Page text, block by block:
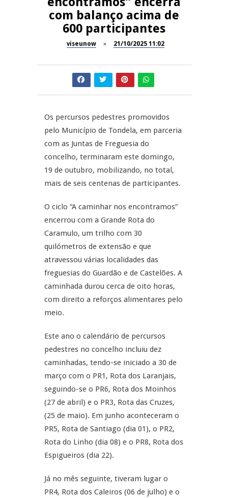
Dia do Foral em São João da
Pesqueira
Summer Fusion em
Festas do Concelho de Penalva
do Castelo
Amador de Abrunhosa-a-Velha
Now Opinião – Manuela
Antunes: Problemas nos
Exames Nacionais
com balanço acima de
600 participantes
viseunow 21/10/2025 11:02
Os percursos pedestres promovidos
pelo Município de Tondela, em parceria
com as Juntas de Freguesia do
concelho, terminaram este domingo,
19 de outubro, mobilizando, no total,
mais de seis centenas de participantes.
O ciclo “A caminhar nos encontramos”
encerrou com a Grande Rota do
Caramulo, um trilho com 30
quilómetros de extensão e que
atravessou várias localidades das
freguesias do Guardão e de Castelões. A
caminhada durou cerca de oito horas,
com direito a reforços alimentares pelo
meio.
Este ano o calendário de percursos
pedestres no concelho incluiu dez
caminhadas, tendo-se iniciado a 30 de
março com o PR1, Rota dos Laranjais,
seguindo-se o PR6, Rota dos Moinhos
(27 de abril) e o PR3, Rota das Cruzes,
(25 de maio). Em junho aconteceram o
PR5, Rota de Santiago (dia 01), o PR2,
Rota do Linho (dia 08) e o PR8, Rota dos
Espigueiros (dia 22).
Já no mês seguinte, tiveram lugar o
PR4, Rota dos Caleiros (06 de julho) e o